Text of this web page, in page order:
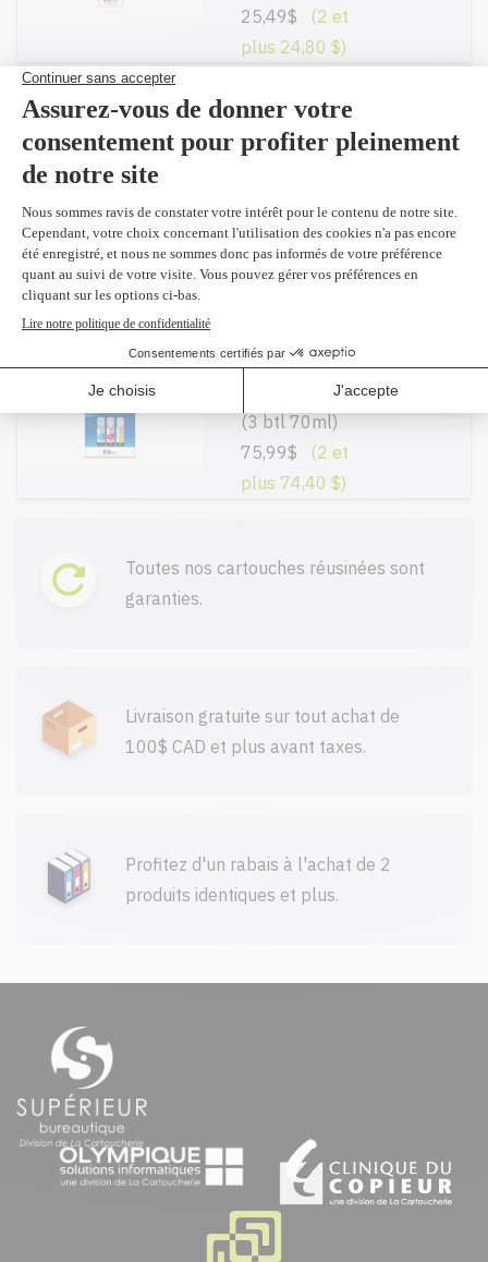
25,49$
(2 et
plus 24,80 $)
T502420 -
Original
Jaune 6,000
70ml)
25,49$ (2 et
plus 24,80 $)
Ajouter
Original
Kit d'encre CMY
(3 btl 70ml)
75,99$
(2 et
plus 74,40 $)
Toutes nos cartouches réusinées sont
garanties.
Livraison gratuite sur tout achat de
100$ CAD et plus avant taxes.
Profitez d'un rabais à l'achat de 2
produits identiques et plus.